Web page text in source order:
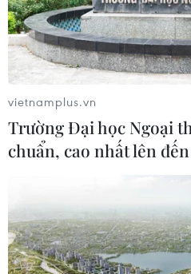
vietnamplus.vn
Trường Đại học Ngoại
chuẩn, cao nhất lên